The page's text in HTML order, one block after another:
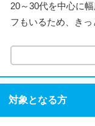
20～30代を中心に
フもいるため、き
対象となる方